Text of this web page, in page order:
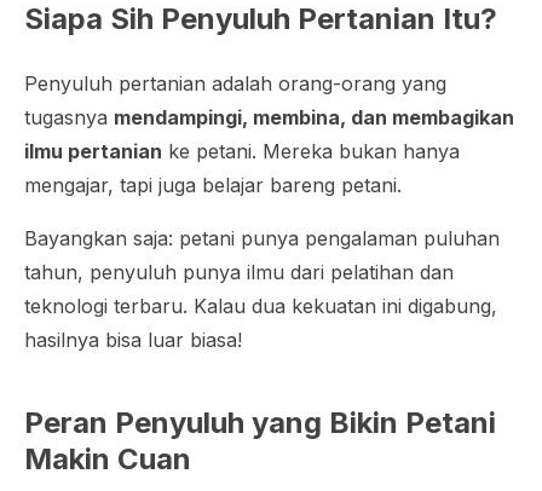
Siapa Sih Penyuluh Pertanian Itu?
Penyuluh pertanian adalah orang-orang yang
tugasnya mendampingi, membina, dan membagikan
ilmu pertanian ke petani. Mereka bukan hanya
mengajar, tapi juga belajar bareng petani.
Bayangkan saja: petani punya pengalaman puluhan
tahun, penyuluh punya ilmu dari pelatihan dan
teknologi terbaru. Kalau dua kekuatan ini digabung,
hasilnya bisa luar biasa!
Peran Penyuluh yang Bikin Petani
Makin Cuan